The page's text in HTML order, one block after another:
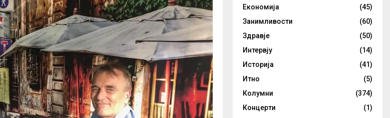
Економија
(45)
Занимливости
(60)
Здравје
(50)
Интервју
(14)
Историја
(41)
Итно
(5)
Колумни
(374)
Концерти
(1)